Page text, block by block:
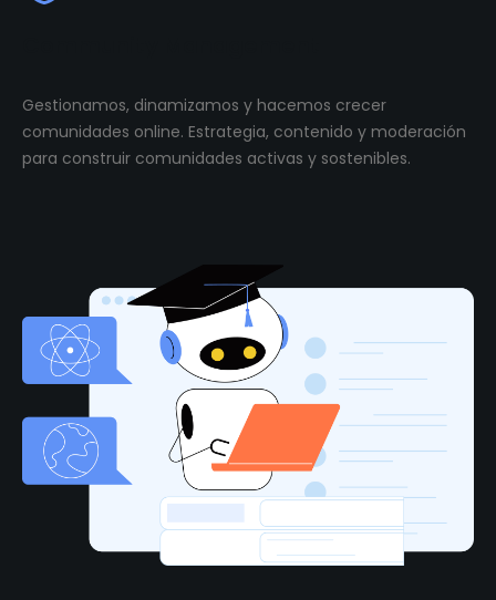
Gestionamos, dinamizamos y hacemos crecer
comunidades online. Estrategia, contenido y moderación
para construir comunidades activas y sostenibles.